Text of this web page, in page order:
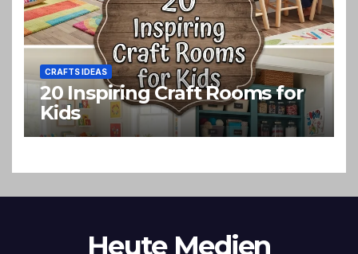
CRAFTS IDEAS
20 Inspiring Craft Rooms for
Kids
Heute Medien